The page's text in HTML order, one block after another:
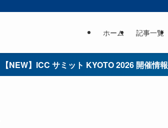
ホーム 記事一覧
【NEW】ICC サミット KYOTO 2026 開催情報